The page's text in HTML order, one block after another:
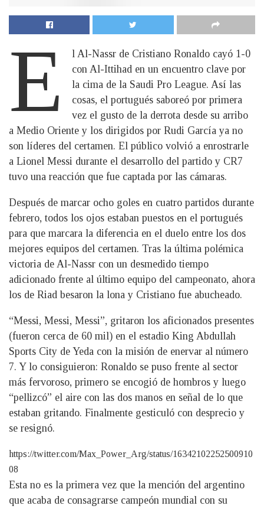
E
l Al-Nassr de Cristiano Ronaldo cayó 1-0
con Al-Ittihad en un encuentro clave por
la cima de la Saudi Pro League. Así las
cosas, el portugués saboreó por primera
vez el gusto de la derrota desde su arribo
a Medio Oriente y los dirigidos por Rudi García ya no
son líderes del certamen. El público volvió a enrostrarle
a Lionel Messi durante el desarrollo del partido y CR7
tuvo una reacción que fue captada por las cámaras.
Después de marcar ocho goles en cuatro partidos durante
febrero, todos los ojos estaban puestos en el portugués
para que marcara la diferencia en el duelo entre los dos
mejores equipos del certamen. Tras la última polémica
victoria de Al-Nassr con un desmedido tiempo
adicionado frente al último equipo del campeonato, ahora
los de Riad besaron la lona y Cristiano fue abucheado.
“Messi, Messi, Messi”, gritaron los aficionados presentes
(fueron cerca de 60 mil) en el estadio King Abdullah
Sports City de Yeda con la misión de enervar al número
7. Y lo consiguieron: Ronaldo se puso frente al sector
más fervoroso, primero se encogió de hombros y luego
“pellizcó” el aire con las dos manos en señal de lo que
estaban gritando. Finalmente gesticuló con desprecio y
se resignó.
https://twitter.com/Max_Power_Arg/status/16342102252500910
08
Esta no es la primera vez que la mención del argentino
que acaba de consagrarse campeón mundial con su